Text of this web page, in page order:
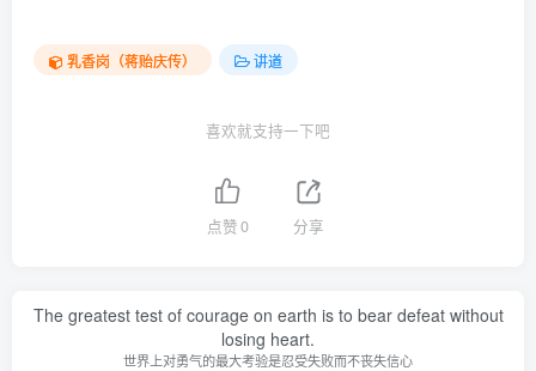
乳香岗（蒋贻庆传） 讲道
喜欢就支持一下吧
点赞0 分享
The greatest test of courage on earth is to bear defeat without
losing heart.
世界上对勇气的最大考验是忍受失败而不丧失信心